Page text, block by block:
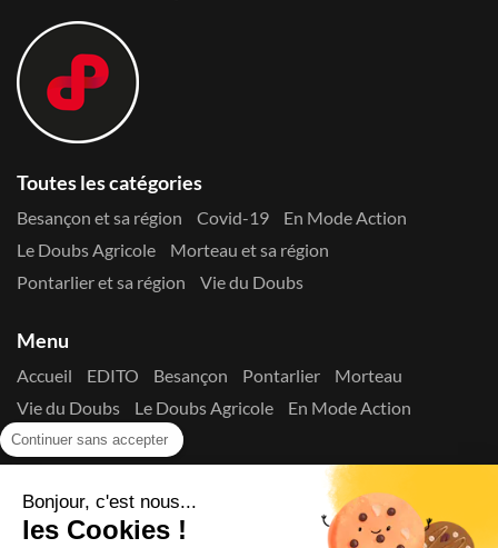
Continuer sans accepter
Bonjour, c'est nous...
les Cookies !
Toutes les catégories
Besançon et sa région Covid-19
En Mode Action
Le Doubs Agricole
Morteau et sa région
Pontarlier et sa région
Vie du Doubs
Menu
Accueil EDITO Besançon Pontarlier
Morteau
Vie du Doubs
Le Doubs Agricole
En Mode Action
Contactez-nous !
Suivez-nous sur les réseaux